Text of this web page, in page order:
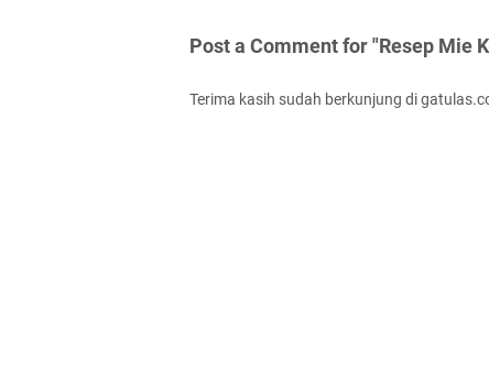
Post a Comment for "Resep Mie
Terima kasih sudah berkunjung di